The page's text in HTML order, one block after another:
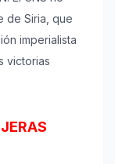
de Siria, que
imperialista
victorias